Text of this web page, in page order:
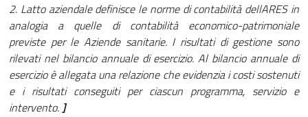
2. Latto aziendale definisce le norme di contabilità dellARES in
analogia a quelle di contabilità economico-patrimoniale
previste per le Aziende sanitarie. I risultati di gestione sono
rilevati nel bilancio annuale di esercizio. Al bilancio annuale di
esercizio è allegata una relazione che evidenzia i costi sostenuti
e i risultati conseguiti per ciascun programma, servizio e
intervento.]